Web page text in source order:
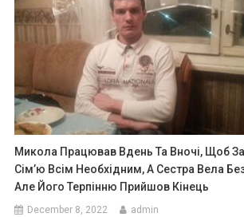
Микола Працював Вдень Та Вночі, Щоб
Сім’ю Всім Необхідним, А Сестра Вела
Але Його Терпінню Прийшов Кінець
December 8, 2022 admin